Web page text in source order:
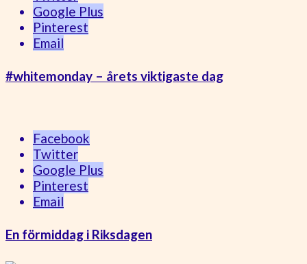
Google Plus
Pinterest
Email
#whitemonday – årets viktigaste dag
Facebook
Twitter
Google Plus
Pinterest
Email
En förmiddag i Riksdagen